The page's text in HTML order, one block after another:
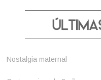
Nostalgia maternal